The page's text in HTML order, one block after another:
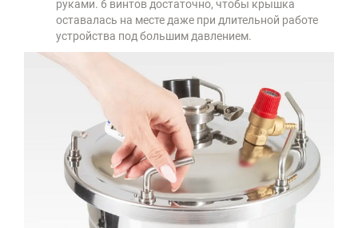
руками. 6 винтов достаточно, чтобы крышка
оставалась на месте даже при длительной работе
устройства под большим давлением.